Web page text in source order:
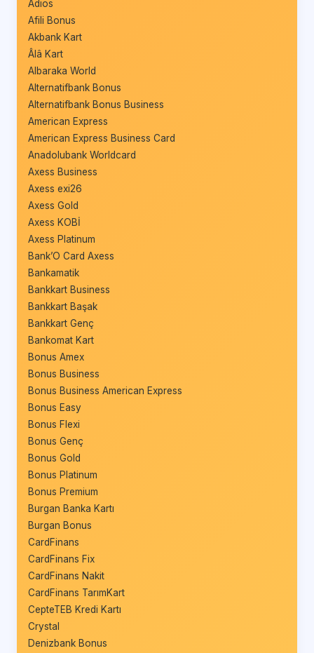
Adios
Afili Bonus
Akbank Kart
Âlâ Kart
Albaraka World
Alternatifbank Bonus
Alternatifbank Bonus Business
American Express
American Express Business Card
Anadolubank Worldcard
Axess Business
Axess exi26
Axess Gold
Axess KOBİ
Axess Platinum
Bank’O Card Axess
Bankamatik
Bankkart Business
Bankkart Başak
Bankkart Genç
Bankomat Kart
Bonus Amex
Bonus Business
Bonus Business American Express
Bonus Easy
Bonus Flexi
Bonus Genç
Bonus Gold
Bonus Platinum
Bonus Premium
Burgan Banka Kartı
Burgan Bonus
CardFinans
CardFinans Fix
CardFinans Nakit
CardFinans TarımKart
CepteTEB Kredi Kartı
Crystal
Denizbank Bonus